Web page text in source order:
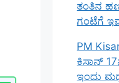
ತಂತಿನ
ಗಂಟೆಗೆ
PM
ಕಿಸಾನ್
ಇಂದು